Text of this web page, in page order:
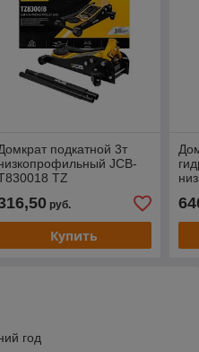
подкатной 3т
JCB-
TZ
руб.
Купить
год